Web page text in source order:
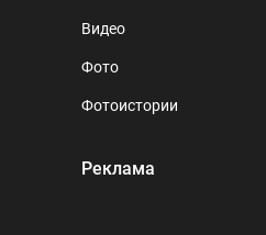
Видео
Фото
Фотоистории
Реклама